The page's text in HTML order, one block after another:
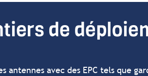
de
avec des EPC tels que